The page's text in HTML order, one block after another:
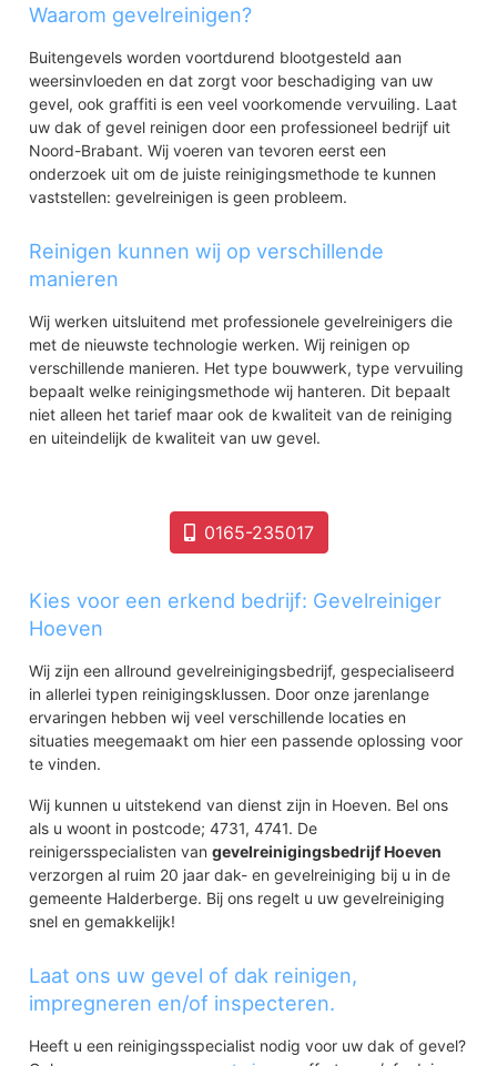
Waarom gevelreinigen?
Buitengevels worden voortdurend blootgesteld aan
weersinvloeden en dat zorgt voor beschadiging van uw
gevel, ook graffiti is een veel voorkomende vervuiling. Laat
uw dak of gevel reinigen door een professioneel bedrijf uit
Noord-Brabant. Wij voeren van tevoren eerst een
onderzoek uit om de juiste reinigingsmethode te kunnen
vaststellen: gevelreinigen is geen probleem.
Reinigen kunnen wij op verschillende
manieren
Wij werken uitsluitend met professionele gevelreinigers die
met de nieuwste technologie werken. Wij reinigen op
verschillende manieren. Het type bouwwerk, type vervuiling
bepaalt welke reinigingsmethode wij hanteren. Dit bepaalt
niet alleen het tarief maar ook de kwaliteit van de reiniging
en uiteindelijk de kwaliteit van uw gevel.
0165-235017
Kies voor een erkend bedrijf: Gevelreiniger
Hoeven
Wij zijn een allround gevelreinigingsbedrijf, gespecialiseerd
in allerlei typen reinigingsklussen. Door onze jarenlange
ervaringen hebben wij veel verschillende locaties en
situaties meegemaakt om hier een passende oplossing voor
te vinden.
Wij kunnen u uitstekend van dienst zijn in Hoeven. Bel ons
als u woont in postcode; 4731, 4741. De
reinigersspecialisten vangevelreinigingsbedrijf Hoeven
verzorgen al ruim 20 jaar dak- en gevelreiniging bij u in de
gemeente Halderberge. Bij ons regelt u uw gevelreiniging
snel en gemakkelijk!
Laat ons uw gevel of dak reinigen,
impregneren en/of inspecteren.
Heeft u een reinigingsspecialist nodig voor uw dak of gevel?